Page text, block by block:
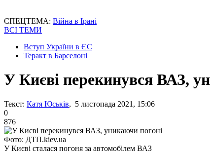
СПЕЦТЕМА: Війна в Ірані
ВСІ ТЕМИ
Вступ України в ЄС
Теракт в Барселоні
У Києві перекинувся ВАЗ,
Текст: Катя Юськів, 5 листопада 2021, 15:06
0
876
Фото: ДТП.kiev.ua
У Києві сталася погоня за автомобілем ВАЗ